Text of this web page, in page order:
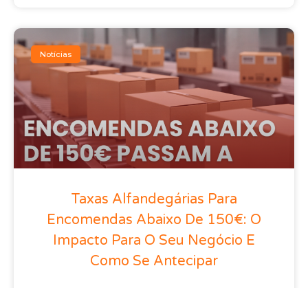
Notícias
Taxas Alfandegárias Para
Encomendas Abaixo De 150€: O
Impacto Para O Seu Negócio E
Como Se Antecipar